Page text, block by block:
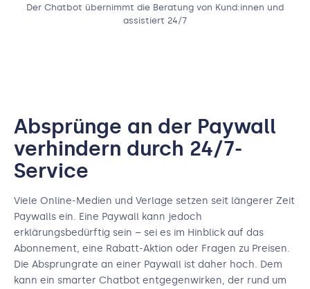
Der Chatbot übernimmt die Beratung von Kund:innen und
assistiert 24/7
Absprünge an der Paywall
verhindern durch 24/7-
Service
Viele Online-Medien und Verlage setzen seit längerer Zeit
Paywalls ein. Eine Paywall kann jedoch
erklärungsbedürftig sein – sei es im Hinblick auf das
Abonnement, eine Rabatt-Aktion oder Fragen zu Preisen.
Die Absprungrate an einer Paywall ist daher hoch. Dem
kann ein smarter Chatbot entgegenwirken, der rund um